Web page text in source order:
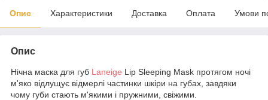
Опис Характеристики Доставка Оплата Умови
Опис
Нічна маска для губ Laneige Lip Sleeping Mask протягом ночі
м'яко відлущує відмерлі частинки шкіри на губах, завдяки
чому губи стають м'якими і пружними, свіжими.